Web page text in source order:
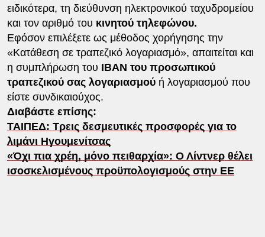
ειδικότερα, τη διεύθυνση ηλεκτρονικού ταχυδρομείου
και τον αριθμό του κινητού τηλεφώνου.
Εφόσον επιλέξετε ως μέθοδος χορήγησης την
«Κατάθεση σε τραπεζικό λογαριασμό», απαιτείται και
η συμπλήρωση του IBAN του προσωπικού
τραπεζικού σας λογαριασμούή λογαριασμού που
είστε συνδικαιούχος.
Διαβάστε επίσης:
ΤΑΙΠΕΔ: Τρεις δεσμευτικές προσφορές για το
λιμάνι Ηγουμενίτσας
«Όχι πια χρέη, μόνο πειθαρχία»: Ο Λίντνερ θέλει
ισοσκελισμένους προϋπολογισμούς στην ΕΕ